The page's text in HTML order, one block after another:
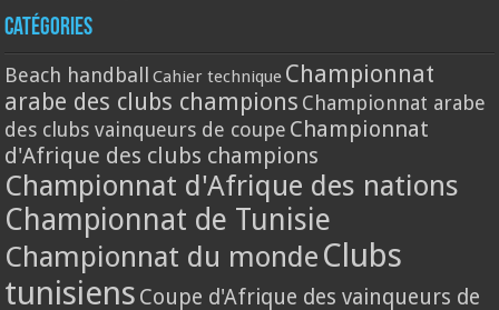
Catégories
Beach handball Cahier technique Championnat
arabe des clubs champions Championnat arabe
des clubs vainqueurs de coupe Championnat
d'Afrique des clubs champions
Championnat d'Afrique des nations
Championnat de Tunisie
Championnat du monde Clubs
tunisiens Coupe d'Afrique des vainqueurs de